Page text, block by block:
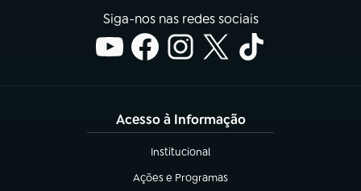
Siga-nos nas redes sociais
Acesso à Informação
Institucional
(abre em nova aba)
Ações e Programas
(abre em nova aba)